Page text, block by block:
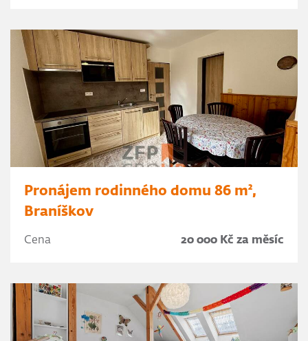
Pronájem rodinného domu 86 m²,
Braníškov
Cena 20 000 Kč za měsíc